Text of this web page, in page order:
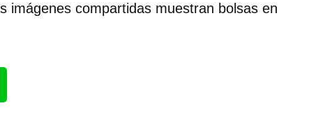
imágenes compartidas muestran bolsas en